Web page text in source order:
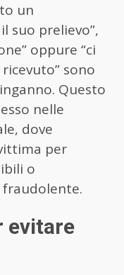
un
suo prelievo”,
oppure “ci
sono
Questo
nelle
dove
per
o
evitare